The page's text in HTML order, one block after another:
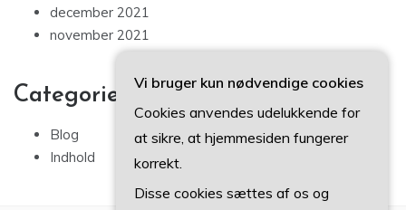
december 2021
november 2021
Categories
Blog
Indhold
Vi bruger kun nødvendige cookies
Cookies anvendes udelukkende for
at sikre, at hjemmesiden fungerer
korrekt.
Disse cookies sættes af os og